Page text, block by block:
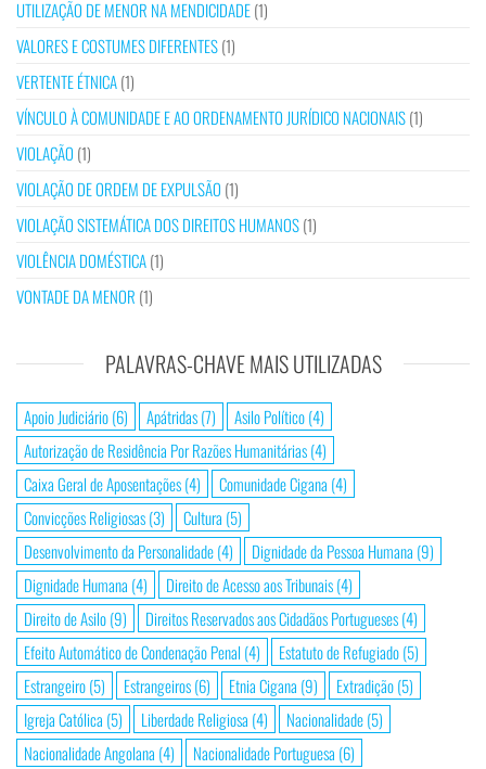
UTILIZAÇÃO DE MENOR NA MENDICIDADE(1)
VALORES E COSTUMES DIFERENTES(1)
VERTENTE ÉTNICA(1)
VÍNCULO À COMUNIDADE E AO ORDENAMENTO JURÍDICO NACIONAIS(1)
VIOLAÇÃO (1)
VIOLAÇÃO DE ORDEM DE EXPULSÃO (1)
VIOLAÇÃO SISTEMÁTICA DOS DIREITOS HUMANOS(1)
VIOLÊNCIA DOMÉSTICA(1)
VONTADE DA MENOR (1)
PALAVRAS-CHAVE MAIS UTILIZADAS
Apoio Judiciário(6) Apátridas(7) Asilo Político(4)
Autorização de Residência Por Razões Humanitárias(4)
Caixa Geral de Aposentações(4) Comunidade Cigana (4)
Convicções Religiosas(3) Cultura (5)
Desenvolvimento da Personalidade(4) Dignidade da Pessoa Humana (9)
Dignidade Humana (4) Direito de Acesso aos Tribunais(4)
Direito de Asilo(9) Direitos Reservados aos Cidadãos Portugueses(4)
Efeito Automático de Condenação Penal (4) Estatuto de Refugiado(5)
Estrangeiro(5) Estrangeiros(6) Etnia Cigana (9) Extradição(5)
Igreja Católica (5) Liberdade Religiosa (4) Nacionalidade(5)
Nacionalidade Angolana (4) Nacionalidade Portuguesa (6)